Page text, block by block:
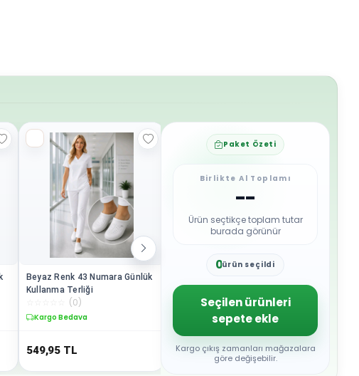
Beyaz Renk 43 Numara Günlük
Kullanma Terliği
(0)
Kargo Bedava
549,95 TL
Kullanma Terliği
☆☆ (0
Kargo Bedava
549,95 TL
Paket Özeti
Birlikte Al Toplamı
--
Ürün seçtikçe toplam tutar
burada görünür
0
2
3
4
5
6
7
8
9
ürün seçildi
Seçilen ürünleri
sepete ekle
Kargo çıkış zamanları mağazalara
göre değişebilir.